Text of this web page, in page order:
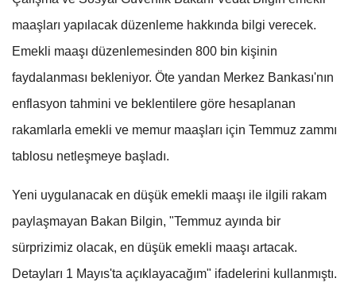
maaşları yapılacak düzenleme hakkında bilgi verecek.
Emekli maaşı düzenlemesinden 800 bin kişinin
faydalanması bekleniyor. Öte yandan Merkez Bankası'nın
enflasyon tahmini ve beklentilere göre hesaplanan
rakamlarla emekli ve memur maaşları için Temmuz zammı
tablosu netleşmeye başladı.
Yeni uygulanacak en düşük emekli maaşı ile ilgili rakam
paylaşmayan Bakan Bilgin, "Temmuz ayında bir
sürprizimiz olacak, en düşük emekli maaşı artacak.
Detayları 1 Mayıs'ta açıklayacağım" ifadelerini kullanmıştı.